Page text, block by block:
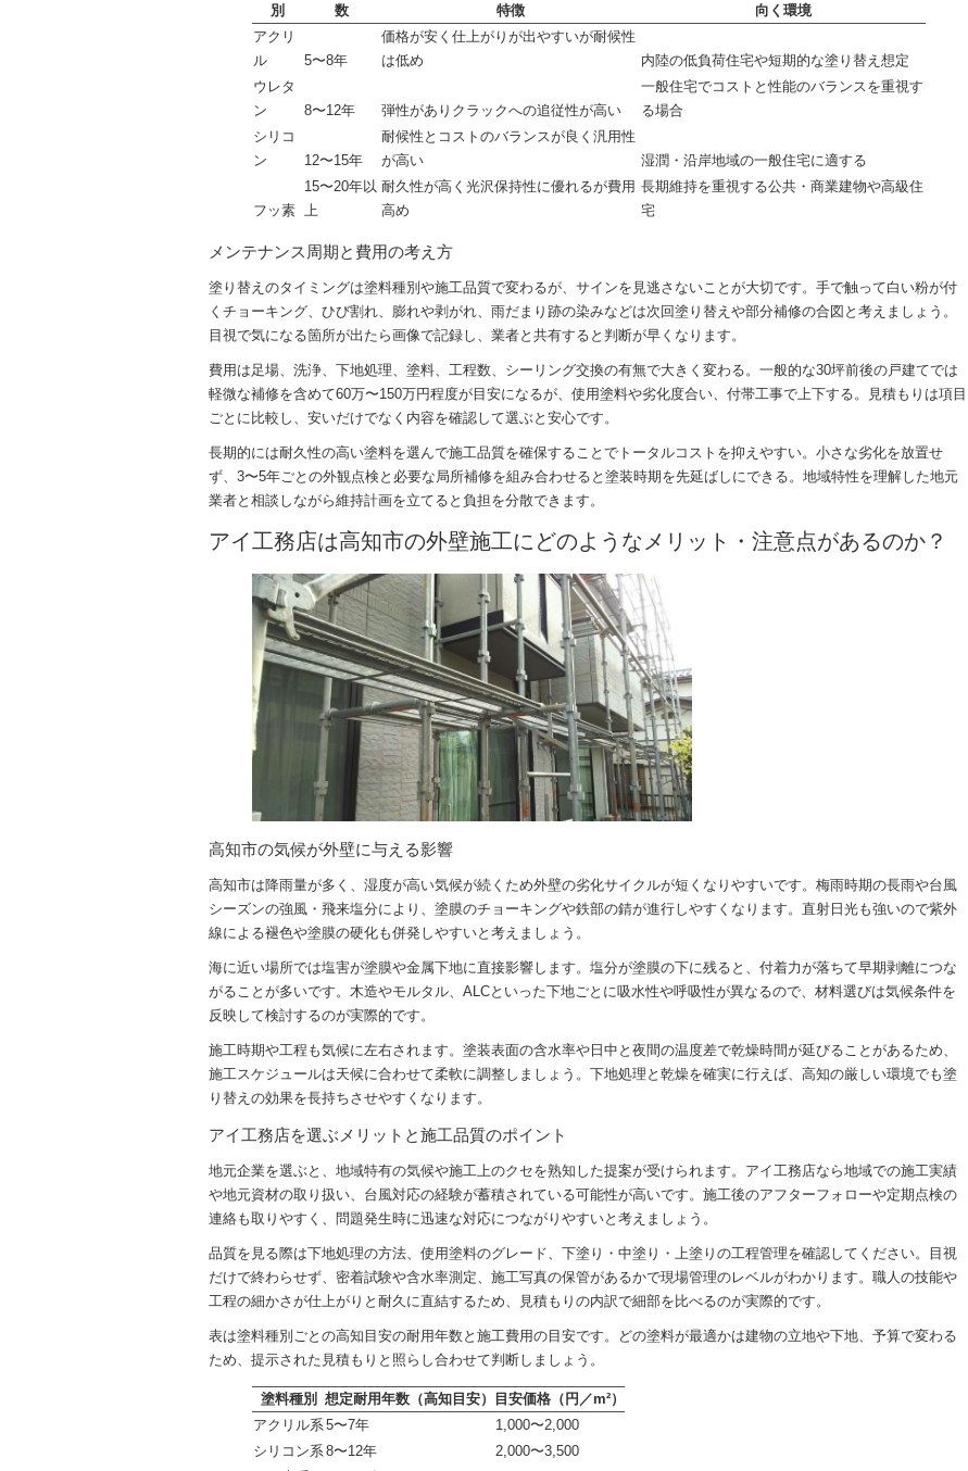
別
数
特徴
向く環境
アクリ
ル
5〜8年
価格が安く仕上がりが出やすいが耐候性
は低め
内陸の低負荷住宅や短期的な塗り替え想定
ウレタ
ン
8〜12年 弾性がありクラックへの追従性が高い
一般住宅でコストと性能のバランスを重視す
る場合
シリコ
ン
12〜15年
耐候性とコストのバランスが良く汎用性
が高い
湿潤・沿岸地域の一般住宅に適する
フッ素
15〜20年以
上
耐久性が高く光沢保持性に優れるが費用
高め
長期維持を重視する公共・商業建物や高級住
宅
メンテナンス周期と費用の考え方
塗り替えのタイミングは塗料種別や施工品質で変わるが、サインを見逃さないことが大切です。手で触って白い粉が付
くチョーキング、ひび割れ、膨れや剥がれ、雨だまり跡の染みなどは次回塗り替えや部分補修の合図と考えましょう。
目視で気になる箇所が出たら画像で記録し、業者と共有すると判断が早くなります。
費用は足場、洗浄、下地処理、塗料、工程数、シーリング交換の有無で大きく変わる。一般的な30坪前後の戸建てでは
軽微な補修を含めて60万〜150万円程度が目安になるが、使用塗料や劣化度合い、付帯工事で上下する。見積もりは項目
ごとに比較し、安いだけでなく内容を確認して選ぶと安心です。
長期的には耐久性の高い塗料を選んで施工品質を確保することでトータルコストを抑えやすい。小さな劣化を放置せ
ず、3〜5年ごとの外観点検と必要な局所補修を組み合わせると塗装時期を先延ばしにできる。地域特性を理解した地元
業者と相談しながら維持計画を立てると負担を分散できます。
アイ工務店は高知市の外壁施工にどのようなメリット・注意点があるのか？
高知市の気候が外壁に与える影響
高知市は降雨量が多く、湿度が高い気候が続くため外壁の劣化サイクルが短くなりやすいです。梅雨時期の長雨や台風
シーズンの強風・飛来塩分により、塗膜のチョーキングや鉄部の錆が進行しやすくなります。直射日光も強いので紫外
線による褪色や塗膜の硬化も併発しやすいと考えましょう。
海に近い場所では塩害が塗膜や金属下地に直接影響します。塩分が塗膜の下に残ると、付着力が落ちて早期剥離につな
がることが多いです。木造やモルタル、ALCといった下地ごとに吸水性や呼吸性が異なるので、材料選びは気候条件を
反映して検討するのが実際的です。
施工時期や工程も気候に左右されます。塗装表面の含水率や日中と夜間の温度差で乾燥時間が延びることがあるため、
施工スケジュールは天候に合わせて柔軟に調整しましょう。下地処理と乾燥を確実に行えば、高知の厳しい環境でも塗
り替えの効果を長持ちさせやすくなります。
アイ工務店を選ぶメリットと施工品質のポイント
地元企業を選ぶと、地域特有の気候や施工上のクセを熟知した提案が受けられます。アイ工務店なら地域での施工実績
や地元資材の取り扱い、台風対応の経験が蓄積されている可能性が高いです。施工後のアフターフォローや定期点検の
連絡も取りやすく、問題発生時に迅速な対応につながりやすいと考えましょう。
品質を見る際は下地処理の方法、使用塗料のグレード、下塗り・中塗り・上塗りの工程管理を確認してください。目視
だけで終わらせず、密着試験や含水率測定、施工写真の保管があるかで現場管理のレベルがわかります。職人の技能や
工程の細かさが仕上がりと耐久に直結するため、見積もりの内訳で細部を比べるのが実際的です。
表は塗料種別ごとの高知目安の耐用年数と施工費用の目安です。どの塗料が最適かは建物の立地や下地、予算で変わる
ため、提示された見積もりと照らし合わせて判断しましょう。
塗料種別 想定耐用年数（高知目安）
目安価格（円／m²）
アクリル系 5〜7年
1,000〜2,000
シリコン系 8〜12年
2,000〜3,500